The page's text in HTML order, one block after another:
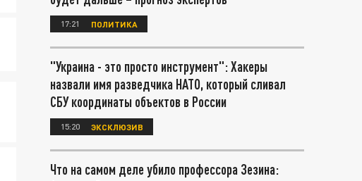
17:21 ПОЛИТИКА
"Украина - это просто инструмент": Хакеры
назвали имя разведчика НАТО, который сливал
СБУ координаты объектов в России
15:20 ЭКСКЛЮЗИВ
Что на самом деле убило профессора Зезина: